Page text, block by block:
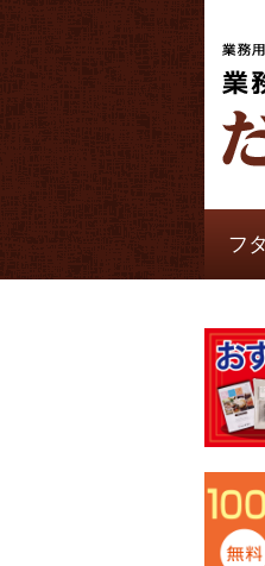
フ